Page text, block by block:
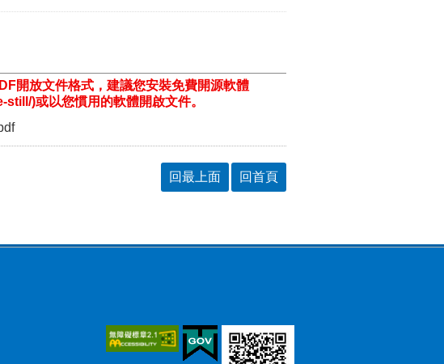
開放文件格式，建議您安裝免費開源軟體
)或以您慣用的軟體開啟文件。
回最上面 回首頁